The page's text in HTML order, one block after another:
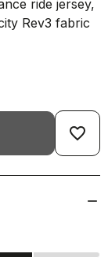
ride jersey,
Rev3 fabric
favorite_border